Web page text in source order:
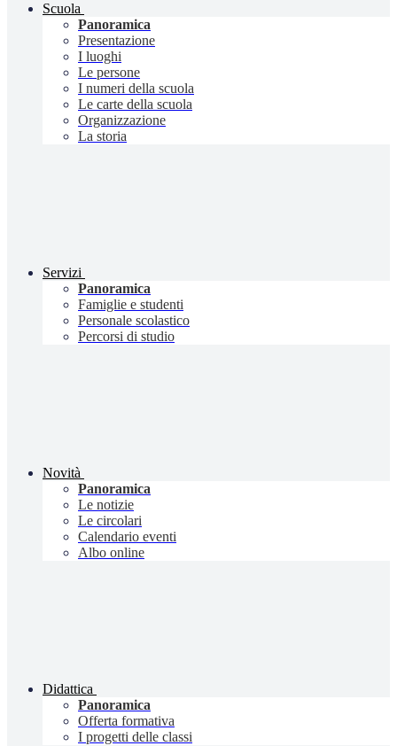
Scuola
Panoramica
Presentazione
I luoghi
Le persone
I numeri della scuola
Le carte della scuola
Organizzazione
La storia
Servizi
Panoramica
Famiglie e studenti
Personale scolastico
Percorsi di studio
Novità
Panoramica
Le notizie
Le circolari
Calendario eventi
Albo online
Didattica
Panoramica
Offerta formativa
I progetti delle classi